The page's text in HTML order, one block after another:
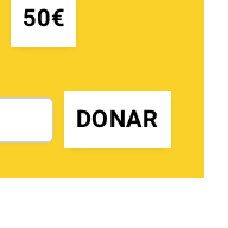
50€
DONAR